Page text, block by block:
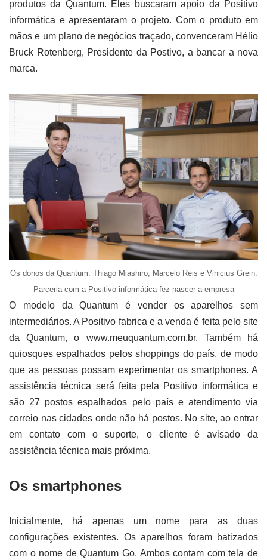
produtos da Quantum. Eles buscaram apoio da Positivo
informática e apresentaram o projeto. Com o produto em
mãos e um plano de negócios traçado, convenceram Hélio
Bruck Rotenberg, Presidente da Postivo, a bancar a nova
marca.
Os donos da Quantum: Thiago Miashiro, Marcelo Reis e Vinicius Grein.
Parceria com a Positivo informática fez nascer a empresa
O modelo da Quantum é vender os aparelhos sem
intermediários. A Positivo fabrica e a venda é feita pelo site
da Quantum, o www.meuquantum.com.br. Também há
quiosques espalhados pelos shoppings do país, de modo
que as pessoas possam experimentar os smartphones. A
assistência técnica será feita pela Positivo informática e
são 27 postos espalhados pelo país e atendimento via
correio nas cidades onde não há postos. No site, ao entrar
em contato com o suporte, o cliente é avisado da
assistência técnica mais próxima.
Os smartphones
Inicialmente, há apenas um nome para as duas
configurações existentes. Os aparelhos foram batizados
com o nome de Quantum Go. Ambos contam com tela de